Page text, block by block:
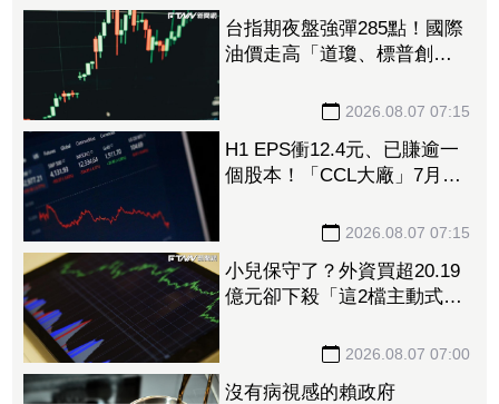
台指期夜盤強彈285點！國際
油價走高「道瓊、標普創新
2026.08.07 07:15
H1 EPS衝12.4元、已賺逾一
個股本！「CCL大廠」7月營
2026.08.07 07:15
小兒保守了？外資買超20.19
億元卻下殺「這2檔主動式大
2026.08.07 07:00
沒有病視感的賴政府